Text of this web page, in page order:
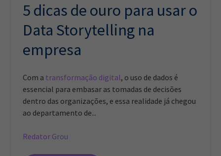
5 dicas de ouro para usar o
Data Storytelling na
empresa
Com a transformação digital, o uso de dados é
essencial para embasar as tomadas de decisões
dentro das organizações, e essa realidade já chegou
ao departamento de...
Redator Grou